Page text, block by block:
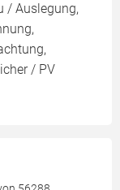
/ Auslegung,
/ PV